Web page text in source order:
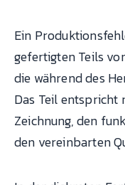
Ein
gefertigten Teils
die während des
Das Teil entspricht
Zeichnung, den
den vereinbarten